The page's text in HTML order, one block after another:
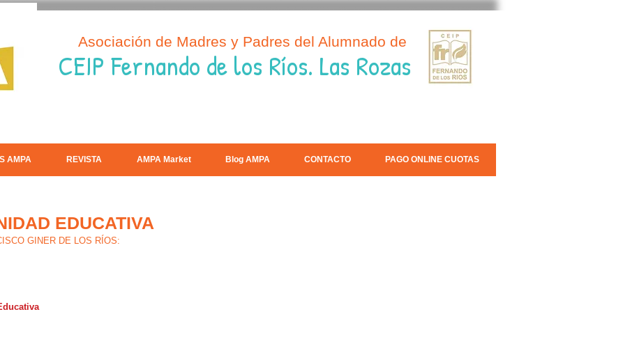
Asociación de Madres y Padres del Alumnado de
CEIP Fernando de los Ríos. Las Rozas
AMPA REVISTA AMPA Market Blog AMPA CONTACTO PAGO ONLINE CUOTAS
EDUCATIVA
GINER DE LOS RÍOS: